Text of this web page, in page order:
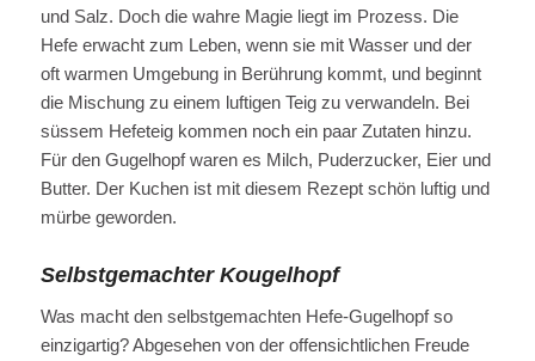
und Salz. Doch die wahre Magie liegt im Prozess. Die
Hefe erwacht zum Leben, wenn sie mit Wasser und der
oft warmen Umgebung in Berührung kommt, und beginnt
die Mischung zu einem luftigen Teig zu verwandeln. Bei
süssem Hefeteig kommen noch ein paar Zutaten hinzu.
Für den Gugelhopf waren es Milch, Puderzucker, Eier und
Butter. Der Kuchen ist mit diesem Rezept schön luftig und
mürbe geworden.
Selbstgemachter Kougelhopf
Was macht den selbstgemachten Hefe-Gugelhopf so
einzigartig? Abgesehen von der offensichtlichen Freude